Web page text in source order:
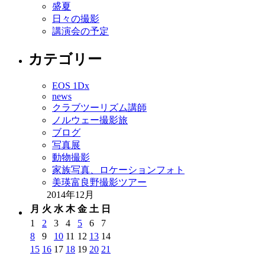
盛夏
日々の撮影
講演会の予定
カテゴリー
EOS 1Dx
news
クラブツーリズム講師
ノルウェー撮影旅
ブログ
写真展
動物撮影
家族写真、ロケーションフォト
美瑛富良野撮影ツアー
2014年12月
月 火 水 木 金 土 日
1 2 3 4 5 6
7
8
9 10 11 12 13 14
15 16 17 18 19 20 21